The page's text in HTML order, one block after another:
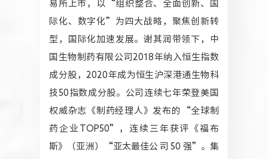
易所上市，以“组织整合、全面创新、国
际化、数字化”为四大战略，聚焦创新转
型，国际化加速发展。谢其润带领下，中
国生物制药有限公司2018年纳入恒生指数
成分股，2020年成为恒生沪深港通生物科
技50指数成分股。公司连续七年荣登美国
权威杂志《制药经理人》发布的“全球制
药企业TOP50”，连续三年获评《福布
斯》（亚洲）“亚太最佳公 司 50 强”。集